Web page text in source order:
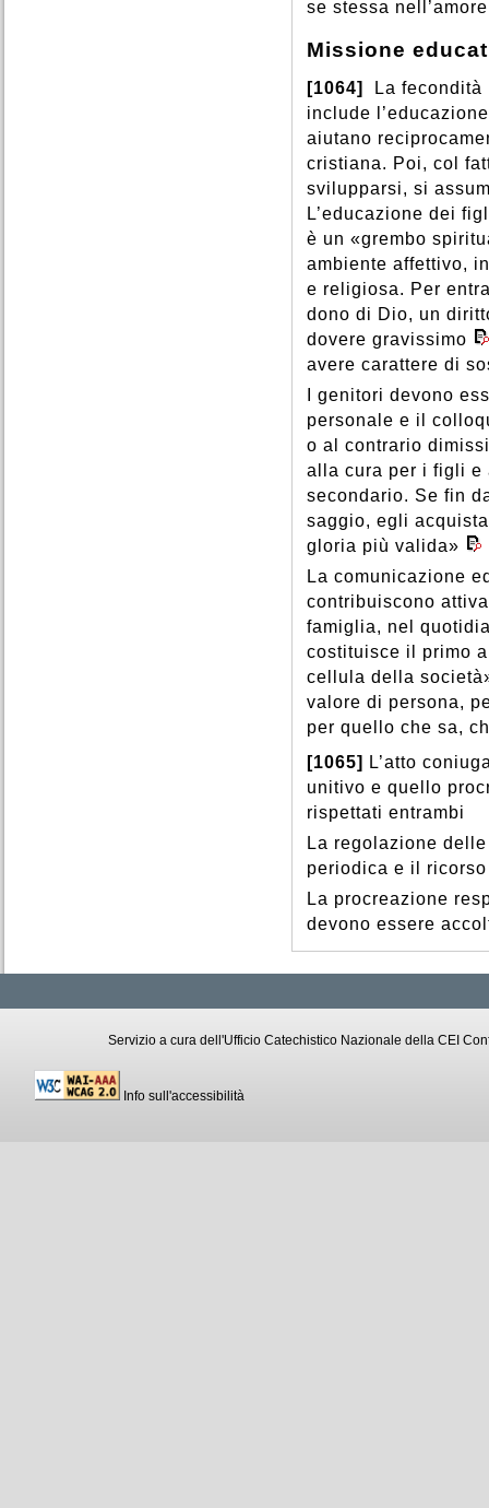
se stessa
Missione
[1064]
La
include
aiutano
cristiana. Poi, col
svilupparsi, si
L’educazione dei
è un «grembo
ambiente affettivo,
e religiosa. Per
dono di Dio, un
dovere gravissimo
avere carattere di
I genitori devono
personale e il
o al contrario
alla cura per i figli e
secondario. Se fin
saggio, egli
gloria più valida»
La comunicazione
contribuiscono
famiglia, nel
costituisce il primo
cellula della
valore di persona,
per quello che sa,
[1065]
L’atto
unitivo e quello
rispettati entrambi
La regolazione
periodica e il
La procreazione
devono essere
Servizio a cura dell'Ufficio Catechistico Nazionale della CEI
Info sull'accessibilità